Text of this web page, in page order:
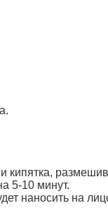
кипятка,
5-10 минут.
наносить на